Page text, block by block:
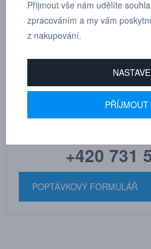
Dle tloušťky hadice
MARTIN
DRHOLEC
technické
+420 731
POPTÁVKOVÝ FORMULÁŘ
Přijmout vše nám udělíte
zpracováním a my vám
z nakupování.
PŘÍJMOUT